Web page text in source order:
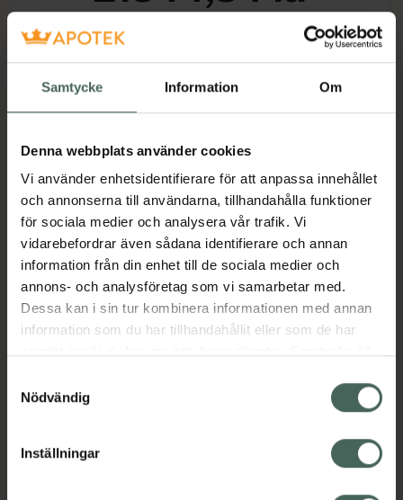
Samtycke Information Om
Denna webbplats använder cookies
Vi använder enhetsidentifierare för att anpassa innehållet
och annonserna till användarna, tillhandahålla funktioner
för sociala medier och analysera vår trafik. Vi
vidarebefordrar även sådana identifierare och annan
information från din enhet till de sociala medier och
annons- och analysföretag som vi samarbetar med.
Dessa kan i sin tur kombinera informationen med annan
information som du har tillhandahållit eller som de har
återkalla ditt samtycke via webbplatsens
cookieinställningar. Ett återkallat samtycke påverkar inte
lagligheten av behandling som skett innan återkallelsen.
Nödvändig
Inställningar
Köp via ditt recept
Beskrivning Dölj
Läs alltid bipacksedeln innan
användning.
EAN:00300020631551
Visa